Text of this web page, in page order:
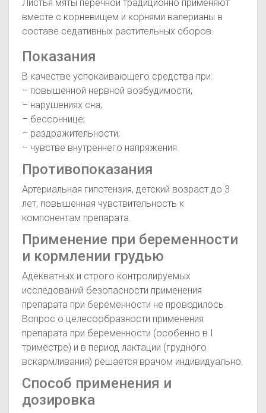
Листья мяты перечной традиционно применяют
вместе с корневищем и корнями валерианы в
составе седативных растительных сборов.
Показания
В качестве успокаивающего средства при:
– повышенной нервной возбудимости;
– нарушениях сна;
– бессоннице;
– раздражительности;
– чувстве внутреннего напряжения.
Противопоказания
Артериальная гипотензия, детский возраст до 3
лет, повышенная чувствительность к
компонентам препарата.
Применение при беременности
и кормлении грудью
Адекватных и строго контролируемых
исследований безопасности применения
препарата при беременности не проводилось.
Вопрос о целесообразности применения
препарата при беременности (особенно в I
триместре) и в период лактации (грудного
вскармливания) решается врачом индивидуально.
Способ применения и
дозировка